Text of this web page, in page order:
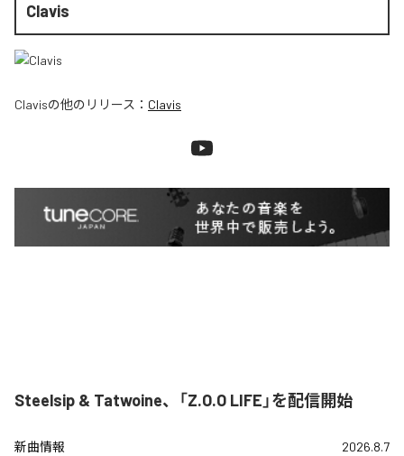
Clavis
Clavisの他のリリース： Clavis
Steelsip & Tatwoine、「Z.O.O LIFE」を配信開始
新曲情報 2026.8.7